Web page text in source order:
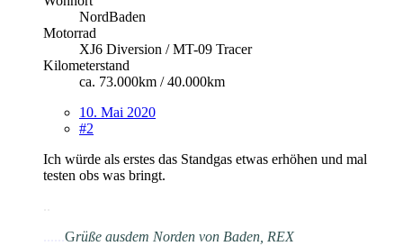
NordBaden
Motorrad
XJ6 Diversion / MT-09 Tracer
Kilometerstand
ca. 73.000km / 40.000km
10. Mai 2020
#2
Ich würde als erstes das Standgas etwas erhöhen und mal
testen obs was bringt.
Grüße ausdem Norden von Baden, REX